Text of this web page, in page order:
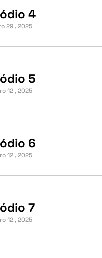
4
29 , 2025
5
12 , 2025
6
12 , 2025
7
12 , 2025